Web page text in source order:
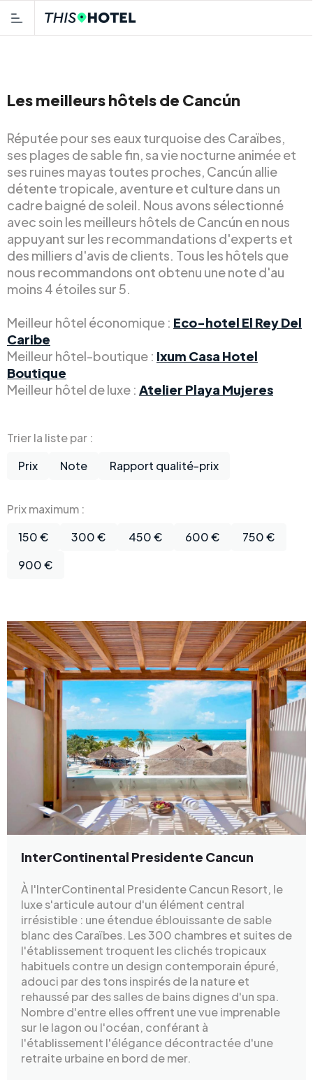
Les meilleurs hôtels de Cancún
Réputée pour ses eaux turquoise des Caraïbes,
ses plages de sable fin, sa vie nocturne animée et
ses ruines mayas toutes proches, Cancún allie
détente tropicale, aventure et culture dans un
cadre baigné de soleil. Nous avons sélectionné
avec soin les meilleurs hôtels de Cancún en nous
appuyant sur les recommandations d'experts et
des milliers d'avis de clients. Tous les hôtels que
nous recommandons ont obtenu une note d'au
moins 4 étoiles sur 5.
Meilleur hôtel économique : Eco-hotel El Rey Del
Caribe
Meilleur hôtel-boutique : Ixum Casa Hotel
Boutique
Meilleur hôtel de luxe : Atelier Playa Mujeres
Trier la liste par :
Prix
Note Rapport qualité-prix
Prix maximum :
150 €
300 € 450 € 600 €
750 €
900 €
InterContinental Presidente Cancun
À l'InterContinental Presidente Cancun Resort, le
luxe s'articule autour d'un élément central
irrésistible : une étendue éblouissante de sable
blanc des Caraïbes. Les 300 chambres et suites de
l'établissement troquent les clichés tropicaux
habituels contre un design contemporain épuré,
adouci par des tons inspirés de la nature et
rehaussé par des salles de bains dignes d'un spa.
Nombre d'entre elles offrent une vue imprenable
sur le lagon ou l'océan, conférant à
l'établissement l'élégance décontractée d'une
retraite urbaine en bord de mer.